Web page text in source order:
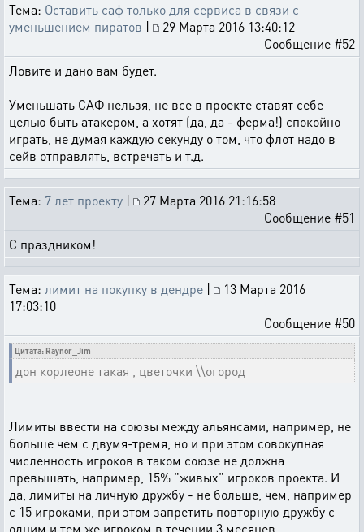
Тема: Оставить саф только для сервиса в связи с
уменьшением пиратов |
29 Марта 2016 13:40:12
Сообщение #52
Ловите и дано вам будет.
Уменьшать САФ нельзя, не все в проекте ставят себе
целью быть атакером, а хотят (да, да - ферма!) спокойно
играть, не думая каждую секунду о том, что флот надо в
сейв отправлять, встречать и т.д.
Тема: 7 лет проекту |
27 Марта 2016 21:16:58
Сообщение #51
С праздником!
Тема: лимит на покупку в дендре |
13 Марта 2016
17:03:10
Сообщение #50
Цитата: Raynor_Jim
дон корлеоне такая , цветочки \\огород
Лимиты ввести на союзы между альянсами, например, не
больше чем с двумя-тремя, но и при этом совокупная
численность игроков в таком союзе не должна
превышать, например, 15% "живых" игроков проекта. И
да, лимиты на личную дружбу - не больше, чем, например
с 15 игроками, при этом запретить повторную дружбу с
одним и тем же игроком в течении 3 месяцев.